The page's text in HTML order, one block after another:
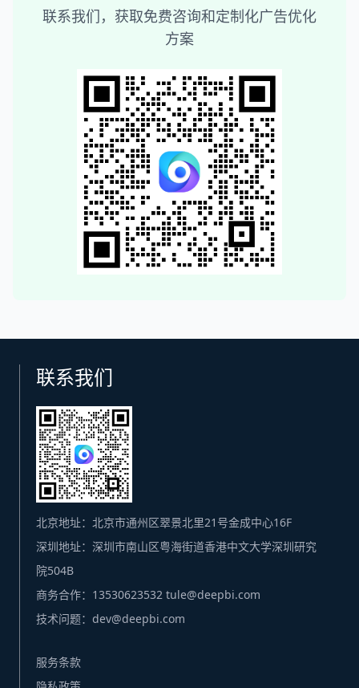
联系我们，获取免费咨询和定制化广告优化
方案
联系我们
北京地址：北京市通州区翠景北里21号金成中心16F
深圳地址：深圳市南山区粤海街道香港中文大学深圳研究
院504B
商务合作：13530623532 tule@deepbi.com
技术问题：dev@deepbi.com
服务条款